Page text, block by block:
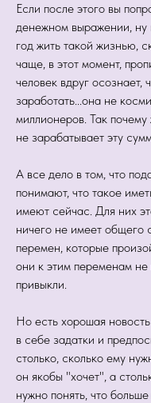
Если после этого вы
денежном выражении, ну
год жить такой жизнью,
чаще, в этот момент,
человек вдруг осознает,
заработать...она не
миллионеров. Так
не зарабатывает эту
А все дело в том, что
понимают, что такое
имеют сейчас. Для них
ничего не имеет общего
перемен, которые
они к этим переменам не
привыкли.
Но есть хорошая
в себе задатки и
столько, сколько ему
он якобы "хочет", а
нужно понять, что